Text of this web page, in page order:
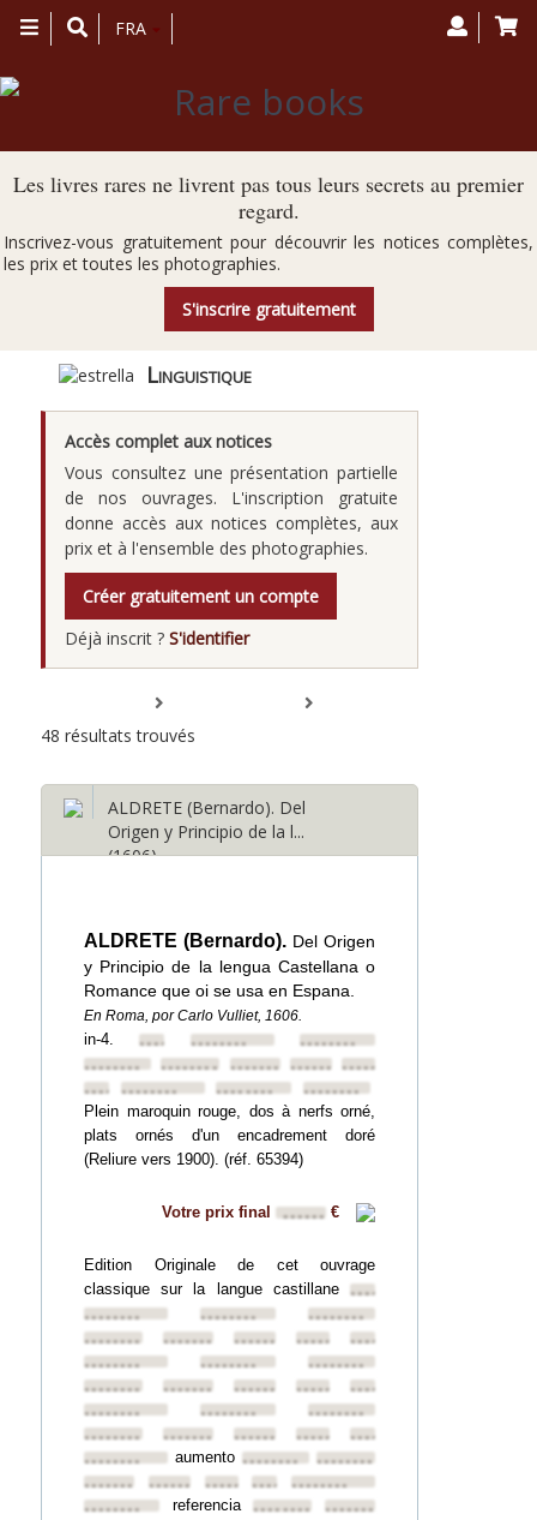
Toggle
navigation
FRA
Les livres rares ne livrent pas tous leurs secrets au premier
regard.
Inscrivez-vous gratuitement pour découvrir les notices complètes,
les prix et toutes les photographies.
S'inscrire gratuitement
Linguistique
Accès complet aux notices
Vous consultez une présentation partielle
de nos ouvrages. L'inscription gratuite
donne accès aux notices complètes, aux
prix et à l'ensemble des photographies.
Créer gratuitement un compte
Déjà inscrit ? S'identifier
48 résultats trouvés
ALDRETE (Bernardo). Del
Origen y Principio de la l...
(1606)
ALDRETE (Bernardo). Del Origen
y Principio de la lengua Castellana o
Romance que oi se usa en Espana.
En Roma, por Carlo Vulliet, 1606.
in-4.••••••••••••••••
••••••••
••••••••
•••••••• •••••••• ••••••••••••••••
•••••••••••••••• ••••••••
••••••••
Plein maroquin rouge, dos à nerfs orné,
plats ornés d'un encadrement doré
(Reliure vers 1900). (réf. 65394)
Votre prix final •••••• €
Edition Originale de cet ouvrage
classique sur la langue castillane ••••••••
••••••••
••••••••
••••••••
••••••••
•••••••• •••••••• ••••••••••••••••
••••••••
••••••••
••••••••
••••••••
•••••••• •••••••• ••••••••••••••••
••••••••
••••••••
••••••••
••••••••
•••••••• •••••••• ••••••••••••••••
••••••••
aumento ••••••••
••••••••
••••••••
••••••••••••••••••••••••••••••••
••••••••
referencia••••••••
••••••••